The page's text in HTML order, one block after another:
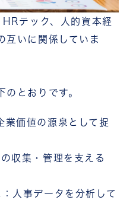
HRテック、人的資本経
互いに関係していま
のとおりです。
業価値の源泉として捉
収集・管理を支える
人事データを分析して